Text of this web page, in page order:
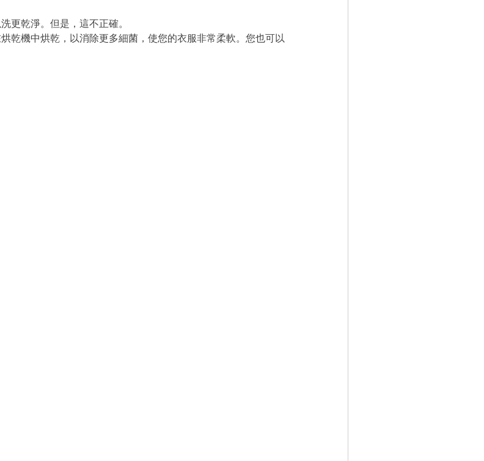
更乾淨。但是，這不正確。
乾機中烘乾，以消除更多細菌，使您的衣服非常柔軟。您也可以